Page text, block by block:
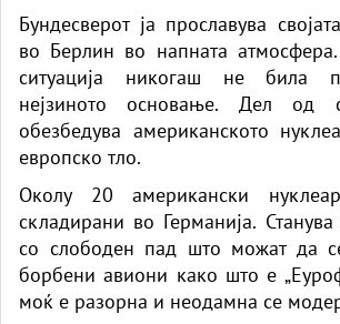
Бундесверот ја прославува
во Берлин во напната атмосфера.
ситуација никогаш не била
нејзиното основање. Дел од
обезбедува американското
европско тло.
Околу 20 американски
складирани во Германија.
со слободен пад што можат да
борбени авиони како што е
моќ е разорна и неодамна се